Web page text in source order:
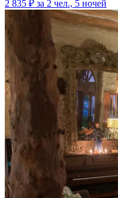
2 835 ₽ за 2 чел., 5 ночей